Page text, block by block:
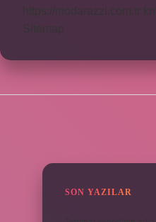
https://modarazzi.com.tr
Sitemap
SON YAZILAR